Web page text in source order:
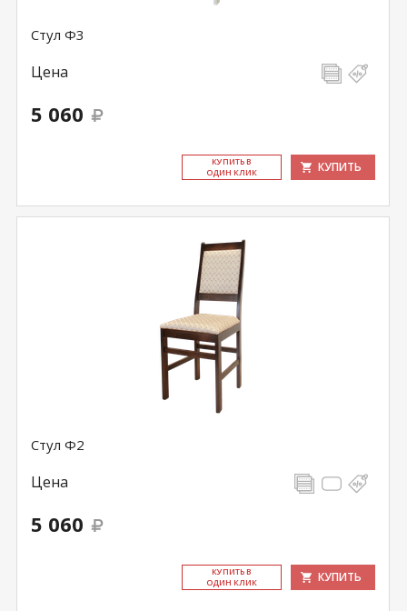
Стул Ф3
Цена
5 060
КУ­ПИТЬ В
ОДИН КЛИК
КУПИТЬ
Стул Ф2
Цена
5 060
КУ­ПИТЬ В
ОДИН КЛИК
КУПИТЬ